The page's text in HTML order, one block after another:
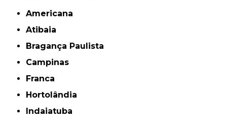
Americana
Atibaia
Bragança Paulista
Campinas
Franca
Hortolândia
Indaiatuba